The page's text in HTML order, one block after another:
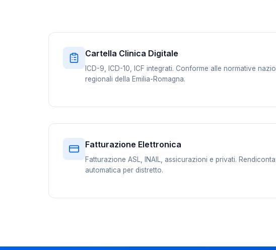
Cartella Clinica Digitale
ICD-9, ICD-10, ICF integrati. Conforme alle normative
regionali della Emilia-Romagna.
Fatturazione Elettronica
Fatturazione ASL, INAIL, assicurazioni e privati.
automatica per distretto.